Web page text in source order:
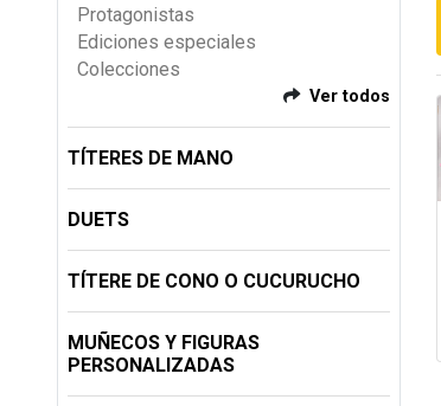
Protagonistas
Ediciones especiales
Colecciones
Ver todos
TÍTERES DE MANO
DUETS
TÍTERE DE CONO O CUCURUCHO
MUÑECOS Y FIGURAS
PERSONALIZADAS